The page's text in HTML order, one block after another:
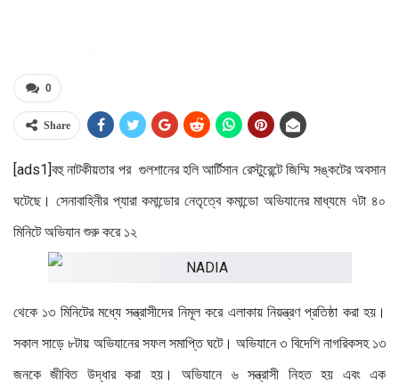
0
Share
[ads1]বহু নাটকীয়তার পর গুলশানের হলি আর্টিসান রেস্টুরেন্টে জিম্মি সঙ্কটের অবসান
ঘটেছে। সেনাবাহিনীর প্যারা কমান্ডোর নেতৃত্বে কমান্ডো অভিযানের মাধ্যমে ৭টা ৪০
মিনিটে অভিযান শুরু করে ১২
থেকে ১৩ মিনিটের মধ্যে সন্ত্রাসীদের নিমূল করে এলাকায় নিয়ন্ত্রণ প্রতিষ্ঠা করা হয়।
সকাল সাড়ে ৮টায় অভিযানের সফল সমাপ্তি ঘটে। অভিযানে ৩ বিদেশি নাগরিকসহ ১৩
জনকে জীবিত উদ্ধার করা হয়। অভিযানে ৬ সন্ত্রাসী নিহত হয় এবং এক